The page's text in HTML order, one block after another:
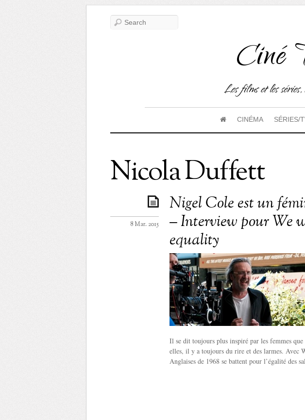
Ciné
Les films et les
CINÉMA SÉRIES/
Nicola Duffett
Nigel Cole est un
– Interview pour We
equality
8 Mar. 2015
Il se dit toujours plus inspiré par les femmes que
elles, il y a toujours du rire et des larmes. Avec
Anglaises de 1968 se battent pour l’égalité des